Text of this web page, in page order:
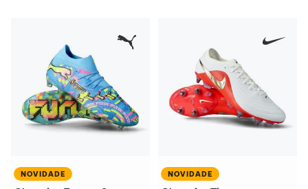
NOVIDADE NOVIDADE